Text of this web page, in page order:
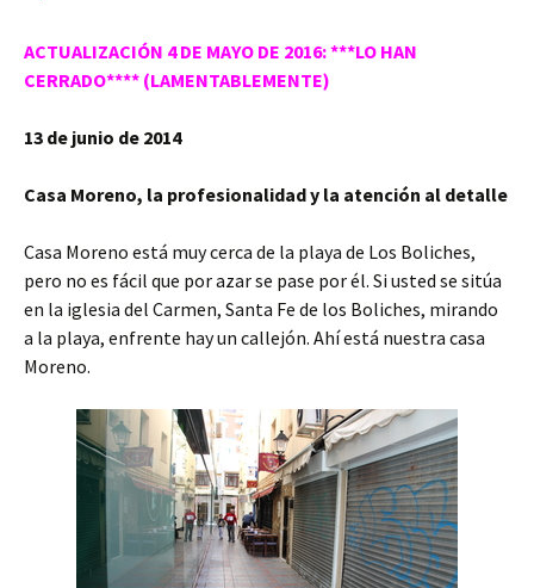
ACTUALIZACIÓN 4 DE MAYO DE 2016: ***LO HAN
CERRADO**** (LAMENTABLEMENTE)
13 de junio de 2014
Casa Moreno, la profesionalidad y la atención al detalle
Casa Moreno está muy cerca de la playa de Los Boliches,
pero no es fácil que por azar se pase por él. Si usted se sitúa
en la iglesia del Carmen, Santa Fe de los Boliches, mirando
a la playa, enfrente hay un callejón. Ahí está nuestra casa
Moreno.